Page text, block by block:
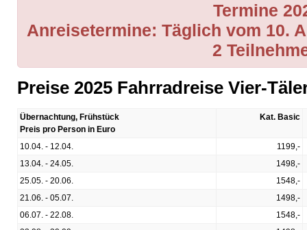
Termine
Anreisetermine: Täglich vom 10.
2
Preise 2025 Fahrradreise Vier-
Übernachtung, Frühstück
Preis pro Person in Euro
Kat. Basic
10.04. - 12.04.
1199,-
13.04. - 24.05.
1498,-
25.05. - 20.06.
1548,-
21.06. - 05.07.
1498,-
06.07. - 22.08.
1548,-